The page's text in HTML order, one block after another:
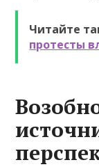
Читайте
протесты